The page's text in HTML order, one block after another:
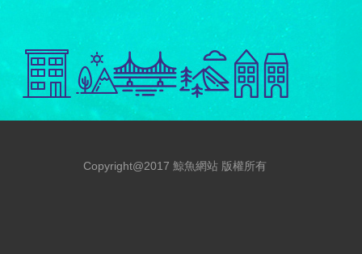
Copyright@2017 鯨魚網站 版權所有